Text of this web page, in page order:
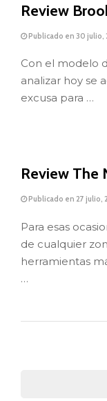
Review
Publicado en 30 julio,
Con el modelo
analizar hoy se
excusa para …
Review The
Publicado en 27 julio,
Para esas
de cualquier
herramientas
…